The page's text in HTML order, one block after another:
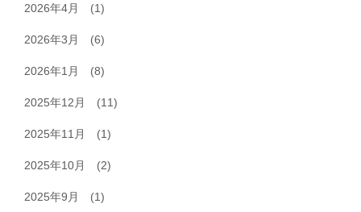
2026年4月 (1)
2026年3月 (6)
2026年1月 (8)
2025年12月 (11)
2025年11月 (1)
2025年10月 (2)
2025年9月 (1)